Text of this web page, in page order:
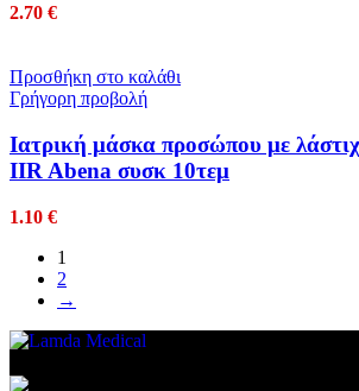
2.70 €
Προσθήκη στο καλάθι
Γρήγορη προβολή
Ιατρική μάσκα προσώπου με
IIR Abena συσκ 10τεμ
1.10 €
1
2
→